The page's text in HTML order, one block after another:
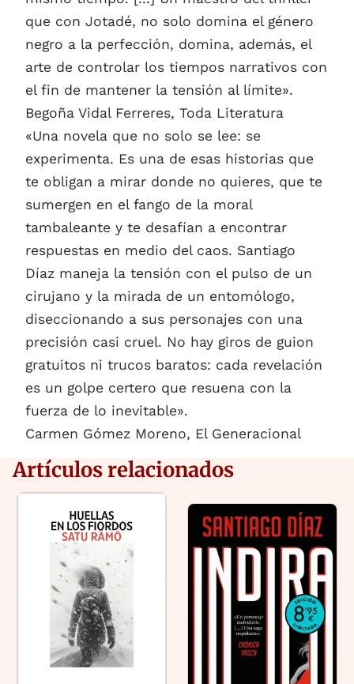
que con Jotadé, no solo domina el género
negro a la perfección, domina, además, el
arte de controlar los tiempos narrativos con
el fin de mantener la tensión al límite».
Begoña Vidal Ferreres, Toda Literatura
«Una novela que no solo se lee: se
experimenta. Es una de esas historias que
te obligan a mirar donde no quieres, que te
sumergen en el fango de la moral
tambaleante y te desafían a encontrar
respuestas en medio del caos. Santiago
Díaz maneja la tensión con el pulso de un
cirujano y la mirada de un entomólogo,
diseccionando a sus personajes con una
precisión casi cruel. No hay giros de guion
gratuitos ni trucos baratos: cada revelación
es un golpe certero que resuena con la
fuerza de lo inevitable».
Carmen Gómez Moreno, El Generacional
Artículos relacionados